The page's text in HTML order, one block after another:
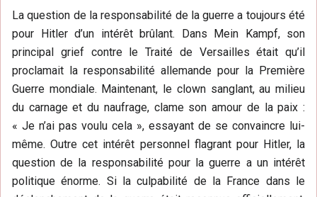
La question de la responsabilité de la guerre a toujours été
pour Hitler d’un intérêt brûlant. Dans Mein Kampf, son
principal grief contre le Traité de Versailles était qu’il
proclamait la responsabilité allemande pour la Première
Guerre mondiale. Maintenant, le clown sanglant, au milieu
du carnage et du naufrage, clame son amour de la paix :
« Je n’ai pas voulu cela », essayant de se convaincre lui-
même. Outre cet intérêt personnel flagrant pour Hitler, la
question de la responsabilité pour la guerre a un intérêt
politique énorme. Si la culpabilité de la France dans le